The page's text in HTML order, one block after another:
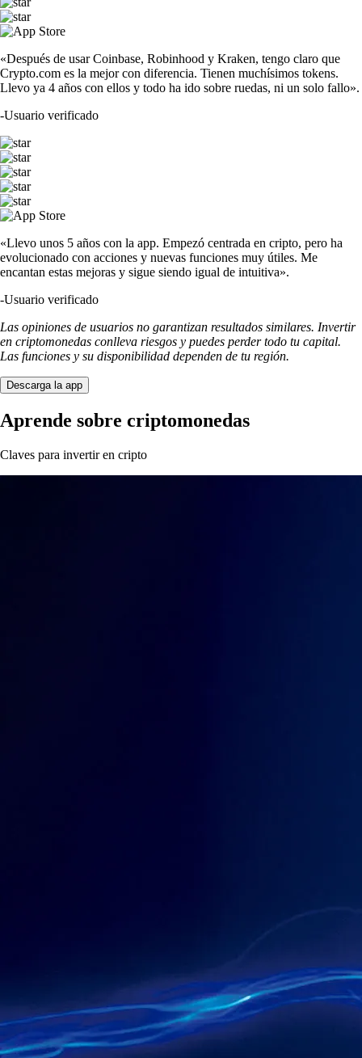
«Después de usar Coinbase, Robinhood y Kraken, tengo claro que
Crypto.com es la mejor con diferencia. Tienen muchísimos tokens.
Llevo ya 4 años con ellos y todo ha ido sobre ruedas, ni un solo fallo».
-Usuario verificado
«Llevo unos 5 años con la app. Empezó centrada en cripto, pero ha
evolucionado con acciones y nuevas funciones muy útiles. Me
encantan estas mejoras y sigue siendo igual de intuitiva».
-Usuario verificado
Las opiniones de usuarios no garantizan resultados similares. Invertir
en criptomonedas conlleva riesgos y puedes perder todo tu capital.
Las funciones y su disponibilidad dependen de tu región.
Descarga la app
Aprende sobre criptomonedas
Claves para invertir en cripto